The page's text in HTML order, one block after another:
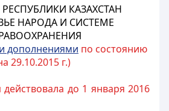
КАЗАХСТАН
НАРОДА И СИСТЕМЕ
дополнениями по состоянию
29.10.2015 г.)
до 1 января 2016